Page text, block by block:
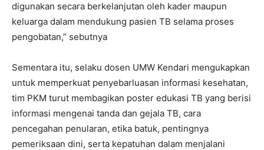
digunakan secara berkelanjutan oleh kader maupun
keluarga dalam mendukung pasien TB selama proses
pengobatan,” sebutnya
Sementara itu, selaku dosen UMW Kendari mengukapkan
untuk memperkuat penyebarluasan informasi kesehatan,
tim PKM turut membagikan poster edukasi TB yang berisi
informasi mengenai tanda dan gejala TB, cara
pencegahan penularan, etika batuk, pentingnya
pemeriksaan dini, serta kepatuhan dalam menjalani